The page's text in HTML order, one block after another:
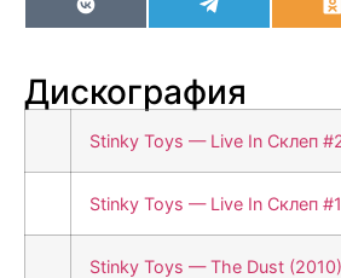
VK
Дискография
Stinky Toys — Live In Склеп
Stinky Toys — Live In Склеп
Stinky Toys — The Dust (2010)